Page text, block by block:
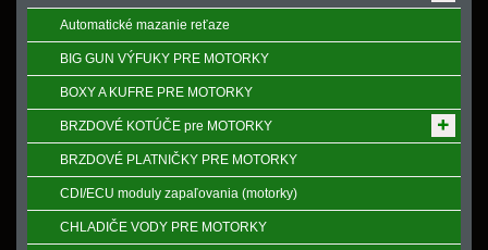
Automatické mazanie reťaze
BIG GUN VÝFUKY PRE MOTORKY
BOXY A KUFRE PRE MOTORKY
BRZDOVÉ KOTÚČE pre MOTORKY
BRZDOVÉ PLATNIČKY PRE MOTORKY
CDI/ECU moduly zapaľovania (motorky)
CHLADIČE VODY PRE MOTORKY